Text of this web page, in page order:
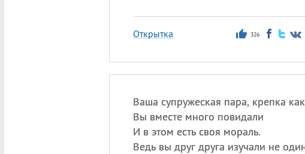
Открытка 326
Ваша супружеская пара, крепка как
Вы вместе много повидали
И в этом есть своя мораль.
Ведь вы друг друга изучали не